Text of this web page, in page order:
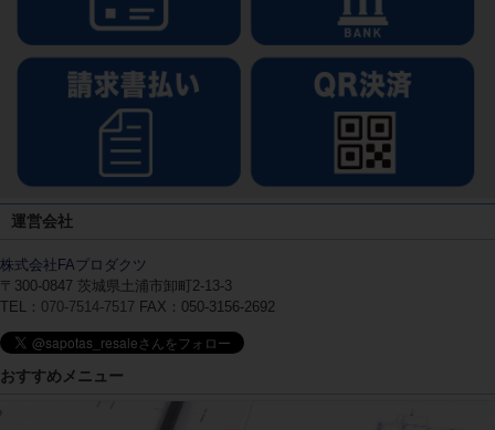
運営会社
株式会社FAプロダクツ
〒300-0847 茨城県土浦市卸町2-13-3
TEL： 070-7514-7517 FAX：050-3156-2692
おすすめメニュー